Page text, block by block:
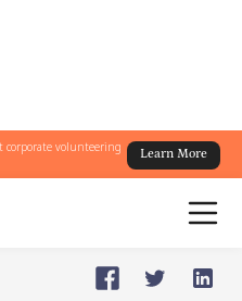
corporate volunteering
Learn More